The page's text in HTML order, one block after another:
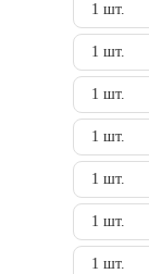
1 шт.
1 шт.
1 шт.
1 шт.
1 шт.
1 шт.
1 шт.